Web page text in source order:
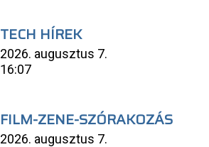
TECH HÍREK
2026. augusztus 7.
16:07
FILM-ZENE-SZÓRAKOZÁS
2026. augusztus 7.